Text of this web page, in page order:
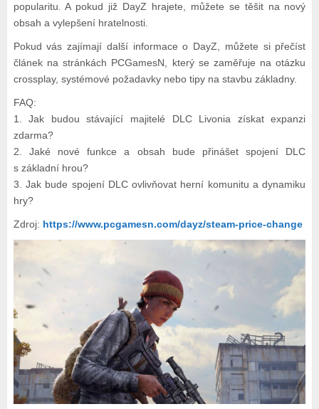
popularitu. A pokud již DayZ hrajete, můžete se těšit na nový
obsah a vylepšení hratelnosti.
Pokud vás zajímají další informace o DayZ, můžete si přečíst
článek na stránkách PCGamesN, který se zaměřuje na otázku
crossplay, systémové požadavky nebo tipy na stavbu základny.
FAQ:
1. Jak budou stávající majitelé DLC Livonia získat expanzi
zdarma?
2. Jaké nové funkce a obsah bude přinášet spojení DLC
s základní hrou?
3. Jak bude spojení DLC ovlivňovat herní komunitu a dynamiku
hry?
Zdroj: https://www.pcgamesn.com/dayz/steam-price-change